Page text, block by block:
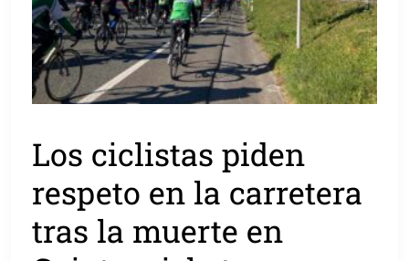
Los ciclistas piden
respeto en la carretera
tras la muerte en